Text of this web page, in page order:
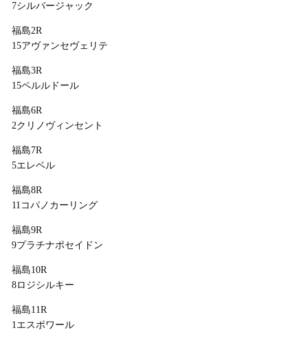
7シルバージャック
福島2R
15アヴァンセヴェリテ
福島3R
15ペルルドール
福島6R
2クリノヴィンセント
福島7R
5エレベル
福島8R
11コパノカーリング
福島9R
9プラチナポセイドン
福島10R
8ロジシルキー
福島11R
1エスポワール